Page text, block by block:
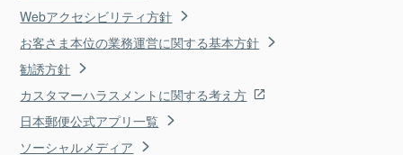
Webアクセシビリティ方針
お客さま本位の業務運営に関する基本方針
勧誘方針
カスタマーハラスメントに関する考え方
日本郵便公式アプリ一覧
ソーシャルメディア